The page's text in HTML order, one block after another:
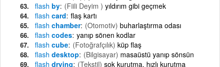
flash by (Fiili Deyim ) yıldırım gibi geçmek
flash card flaş kartı
flash chamber (Otomotiv) buharlaştırma odası
flash codes yanıp sönen kodlar
flash cube (Fotoğrafçılık) küp flaş
flash desktop (Bilgisayar) masaüstü yanıp sönsün
flash drying (Tekstil) şok kurutma, hızlı kurutma